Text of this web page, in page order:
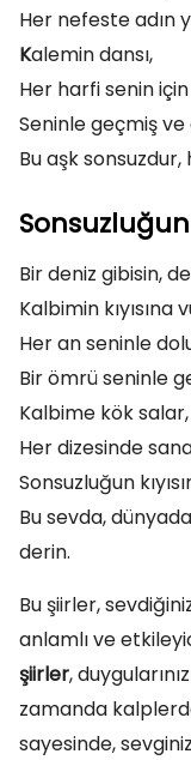
Her nefeste adın
Kalemin dansı,
Her harfi senin için
Seninle geçmiş
Bu aşk
Sonsuzluğun
Bir deniz gibisin,
Kalbimin kıyısına
Her an seninle
Bir ömrü seninle
Kalbime kök salar,
Her dizesinde
Sonsuzluğun
Bu sevda,
derin.
Bu şiirler,
anlamlı ve
şiirler,
zamanda
sayesinde,